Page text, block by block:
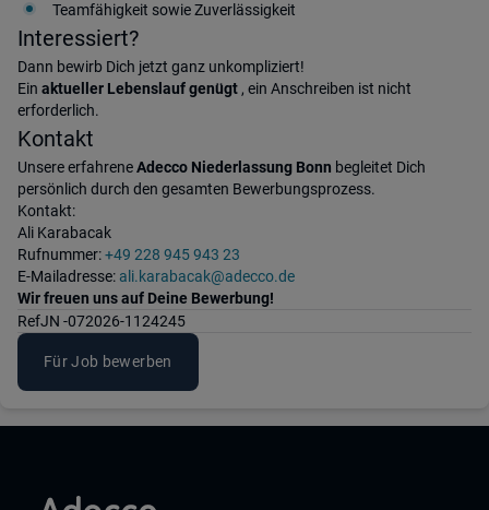
Teamfähigkeit sowie Zuverlässigkeit
Interessiert?
Dann bewirb Dich jetzt ganz unkompliziert!
Ein aktueller Lebenslauf genügt , ein Anschreiben ist nicht
erforderlich.
Kontakt
Unsere erfahreneAdecco Niederlassung Bonn begleitet Dich
persönlich durch den gesamten Bewerbungsprozess.
Kontakt:
Ali Karabacak
Rufnummer:+49 228 945 943 23
E-Mailadresse:ali.karabacak@adecco.de
Wir freuen uns auf Deine Bewerbung!
RefJN -072026-1124245
Für Job bewerben